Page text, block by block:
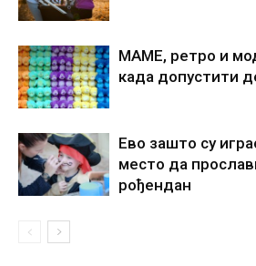
МАМЕ, ретро и
када допустити
Ево зашто су
место да
рођендан